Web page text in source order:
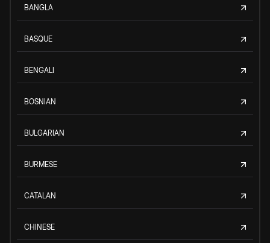
BANGLA
BASQUE
BENGALI
BOSNIAN
BULGARIAN
BURMESE
CATALAN
CHINESE